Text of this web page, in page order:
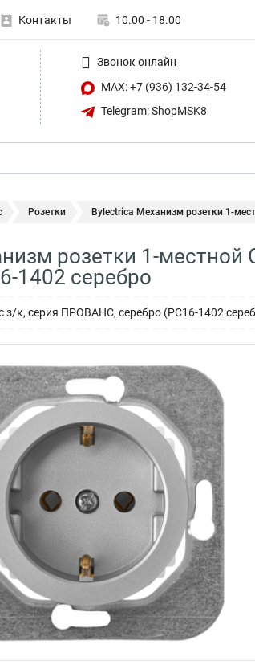
Контакты 10.00 - 18.00
Звонок онлайн
MAX: +7 (936) 132-34-54
Telegram: ShopMSK8
Розетки Bylectrica Механизм розетки 1-
розетки 1-
1402 серебро
з/к, серия ПРОВАНС, серебро (РС16-1402